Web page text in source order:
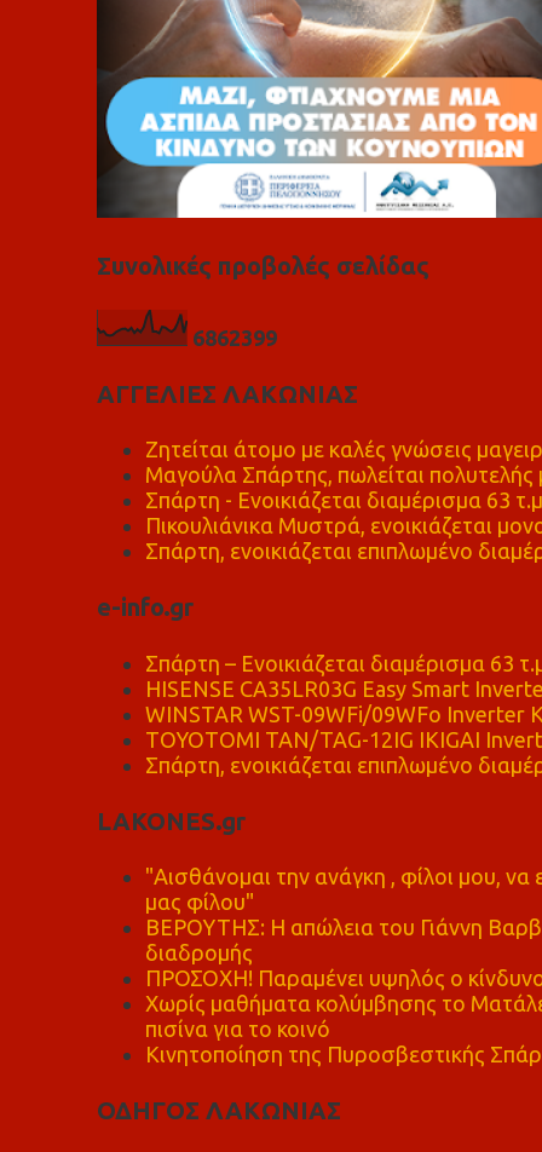
Συνολικές προβολές σελίδας
6862399
ΑΓΓΕΛΙΕΣ ΛΑΚΩΝΙΑΣ
Ζητείται άτομο με καλές γνώσεις
Μαγούλα Σπάρτης, πωλείται πολυτελής
Σπάρτη - Ενοικιάζεται διαμέρισμα 63 τ.μ
Πικουλιάνικα Μυστρά, ενοικιάζεται
Σπάρτη, ενοικιάζεται επιπλωμένο
e-info.gr
Σπάρτη – Ενοικιάζεται διαμέρισμα 63
HISENSE CA35LR03G Easy Smart
WINSTAR WST-09WFi/09WFo Inverter
TOYOTOMI TAN/TAG-12IG IKIGAI
Σπάρτη, ενοικιάζεται επιπλωμένο
LAKONES.gr
"Αισθάνομαι την ανάγκη , φίλοι μου,
μας φίλου"
ΒΕΡΟΥΤΗΣ: Η απώλεια του Γιάννη
διαδρομής
ΠΡΟΣΟΧΗ! Παραμένει υψηλός ο
Χωρίς μαθήματα κολύμβησης το
πισίνα για το κοινό
Κινητοποίηση της Πυροσβεστικής
ΟΔΗΓΟΣ ΛΑΚΩΝΙΑΣ